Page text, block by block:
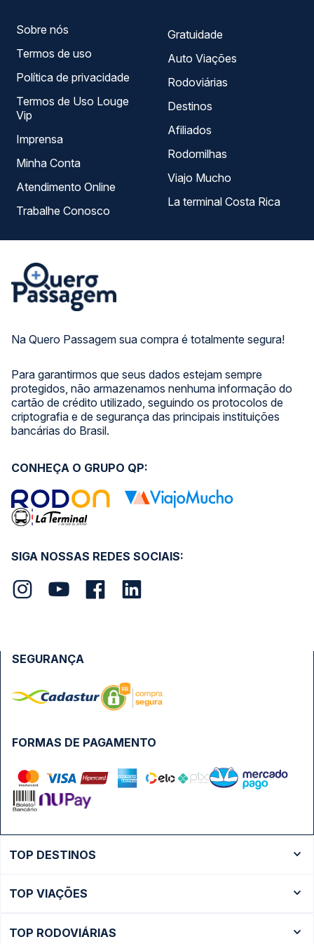
Na Quero Passagem sua compra é totalmente segura!
Para garantirmos que seus dados estejam sempre
protegidos, não armazenamos nenhuma informação do
cartão de crédito utilizado, seguindo os protocolos de
criptografia e de segurança das principais instituições
bancárias do Brasil.
Sobre nós
Termos de uso
Política de privacidade
Termos de Uso Louge
Vip
Imprensa
Minha Conta
Atendimento Online
Trabalhe Conosco
Gratuidade
Auto Viações
Rodoviárias
Destinos
Afiliados
Rodomilhas
Viajo Mucho
La terminal Costa Rica
SIGA NOSSAS REDES SOCIAIS:
CONHEÇA O GRUPO QP:
FORMAS DE PAGAMENTO
SEGURANÇA
TOP DESTINOS
Ônibus São Paulo
TOP VIAÇÕES
TOP RODOVIÁRIAS